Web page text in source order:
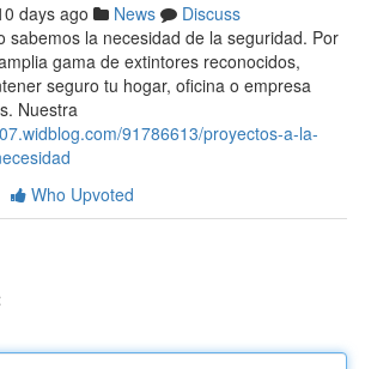
days ago News
Discuss
sabemos la necesidad de la seguridad. Por
gama de extintores reconocidos,
seguro tu hogar, oficina o empresa
Nuestra
91786613/proyectos-a-la-
Who Upvoted